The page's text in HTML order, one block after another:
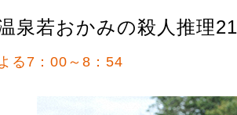
泉若おかみの殺人推理21
る7：00～8：54